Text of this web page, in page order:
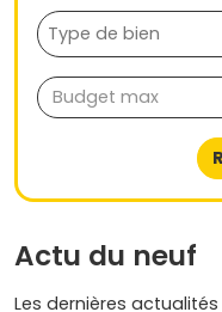
Actu du neuf
Les dernières